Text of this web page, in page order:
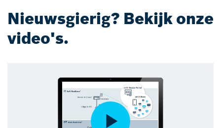
Nieuwsgierig? Bekijk onze
video's.